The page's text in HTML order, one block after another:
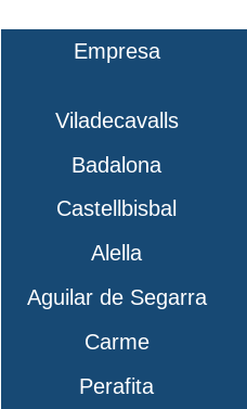
Empresa
Viladecavalls
Badalona
Castellbisbal
Alella
Aguilar de Segarra
Carme
Perafita